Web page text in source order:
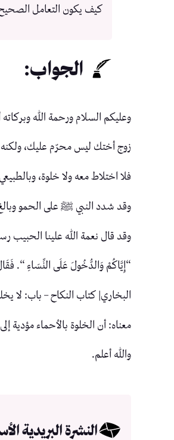
كيف يكون التعامل
الجواب:
وعليكم السلام ورحمة الله وبركاته
زوج أختك ليس محرّم عليك،
فلا اختلاط معه ولا خلوة،
وقد شدد النبي ﷺ على الحمو
وقد قال نعمة الله علينا الحبيب
“إِيَّاكُمْ وَالدُّخُولَ عَلَى النِّسَاءِ “.
البخاري| كتاب النكاح – باب: لا
معناه: أن الخلوة بالأحماء مؤدية
والله أعلم.
النشرة البريدية